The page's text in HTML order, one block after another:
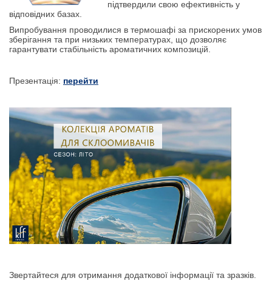
підтвердили свою ефективність у
відповідних базах.
Випробування проводилися в термошафі за прискорених умов
зберігання та при низьких температурах, що дозволяє
гарантувати стабільність ароматичних композицій.
Презентація: перейти
Звертайтеся для отримання додаткової інформації та зразків.